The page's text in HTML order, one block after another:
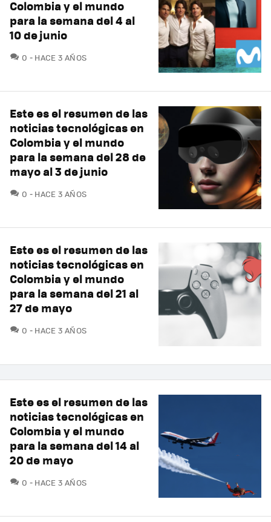
Colombia y el mundo
para la semana del 4 al
10 de junio
0 COMENTARIOS
HACE 3 AÑOS
Este es el resumen de las
noticias tecnológicas en
Colombia y el mundo
para la semana del 28 de
mayo al 3 de junio
0 COMENTARIOS
HACE 3 AÑOS
Este es el resumen de las
noticias tecnológicas en
Colombia y el mundo
para la semana del 21 al
27 de mayo
0 COMENTARIOS
HACE 3 AÑOS
Este es el resumen de las
noticias tecnológicas en
Colombia y el mundo
para la semana del 14 al
20 de mayo
0 COMENTARIOS
HACE 3 AÑOS